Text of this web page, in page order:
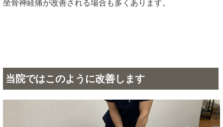
的に抑える対処法で薬の効果が持続している時間は症状が緩
当てても症状が良くならないのも同様に根本的な神経の圧迫
が取れる施術では無いからです。
神経痛は神経が筋肉や関節などで圧迫されて引き起こされま
す。